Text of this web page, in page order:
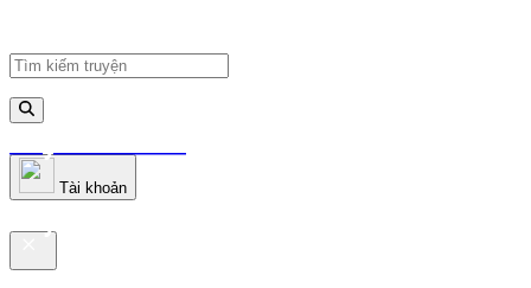
truyenfullz.com
Tài khoản
truyenfullz.com